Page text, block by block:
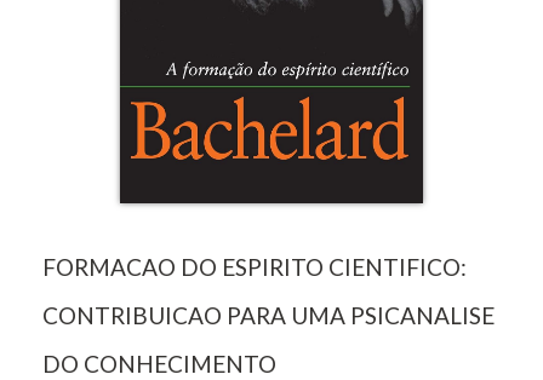
FORMACAO DO ESPIRITO CIENTIFICO:
CONTRIBUICAO PARA UMA PSICANALISE
DO CONHECIMENTO